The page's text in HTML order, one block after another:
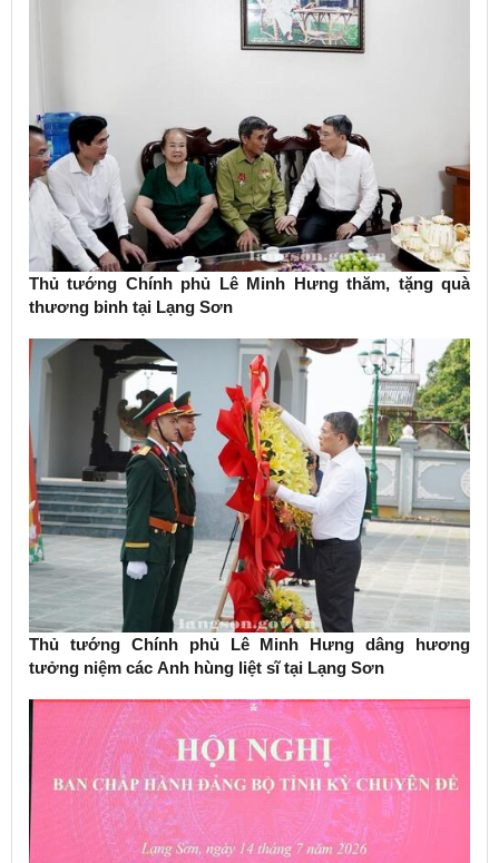
Thủ tướng Chính phủ Lê Minh Hưng thăm, tặng quà
thương binh tại Lạng Sơn
Thủ tướng Chính phủ Lê Minh Hưng dâng hương
tưởng niệm các Anh hùng liệt sĩ tại Lạng Sơn